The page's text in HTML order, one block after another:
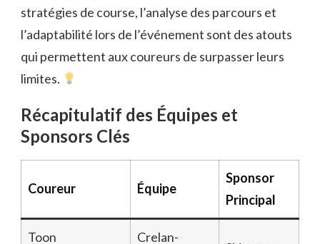
stratégies de course, l’analyse des parcours et
l’adaptabilité lors de l’événement sont des atouts
qui permettent aux coureurs de surpasser leurs
limites.
Récapitulatif des Équipes et
Sponsors Clés
Coureur Équipe
Sponsor
Principal
Toon
Crelan-